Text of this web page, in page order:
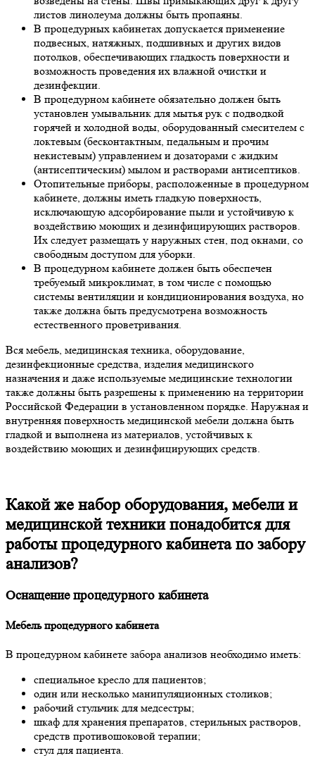
листов линолеума должны быть пропаяны.
В процедурных кабинетах допускается применение
подвесных, натяжных, подшивных и других видов
потолков, обеспечивающих гладкость поверхности и
возможность проведения их влажной очистки и
дезинфекции.
В процедурном кабинете обязательно должен быть
установлен умывальник для мытья рук с подводкой
горячей и холодной воды, оборудованный смесителем с
локтевым (бесконтактным, педальным и прочим
некистевым) управлением и дозаторами с жидким
(антисептическим) мылом и растворами антисептиков.
Отопительные приборы, расположенные в процедурном
кабинете, должны иметь гладкую поверхность,
исключающую адсорбирование пыли и устойчивую к
воздействию моющих и дезинфицирующих растворов.
Их следует размещать у наружных стен, под окнами, со
свободным доступом для уборки.
В процедурном кабинете должен быть обеспечен
требуемый микроклимат, в том числе с помощью
системы вентиляции и кондиционирования воздуха, но
также должна быть предусмотрена возможность
естественного проветривания.
Вся мебель, медицинская техника, оборудование,
дезинфекционные средства, изделия медицинского
назначения и даже используемые медицинские технологии
также должны быть разрешены к применению на территории
Российской Федерации в установленном порядке. Наружная и
внутренняя поверхность медицинской мебели должна быть
гладкой и выполнена из материалов, устойчивых к
воздействию моющих и дезинфицирующих средств.
Какой же набор оборудования, мебели и
медицинской техники понадобится для
работы процедурного кабинета по забору
анализов?
Оснащение процедурного кабинета
Мебель процедурного кабинета
В процедурном кабинете забора анализов необходимо иметь:
специальное кресло для пациентов;
один или несколько манипуляционных столиков;
рабочий стульчик для медсестры;
шкаф для хранения препаратов, стерильных растворов,
средств противошоковой терапии;
стул для пациента.